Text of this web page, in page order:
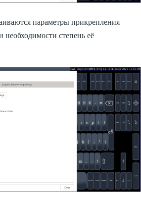
параметры прикрепления
необходимости степень её